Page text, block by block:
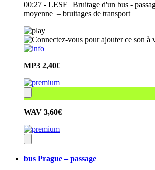
00:27 - LESF | Bruitage d'un bus -
moyenne – bruitages de transport
MP3 2,40€
WAV 3,60€
bus Prague – passage